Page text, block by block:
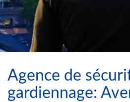
Agence de
gardiennage: